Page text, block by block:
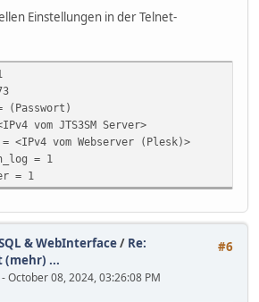
Einstellungen in der Telnet-
(Passwort)
vom JTS3SM Server>
vom Webserver (Plesk)>
= 1
= 1
#6
& WebInterface/ Re:
(mehr) ...
- October 08, 2024, 03:26:08 PM